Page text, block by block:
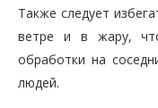
Также следует
ветре и в жару,
обработки на
людей.